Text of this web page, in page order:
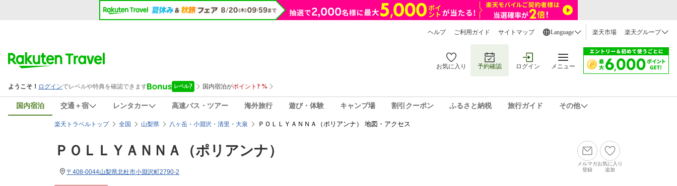
ヘルプ ご利用ガイド サイトマップ Language 楽天市場 楽天グループ
お気に入り 予約確認 ログイン メニュー
国内宿泊 交通＋宿 レンタカー 高速バス・ツアー 海外旅行 遊び・体験 キャンプ場 割引クーポン ふるさと納税 旅行ガイド その他
楽天トラベルトップ 全国 山梨県 八ヶ岳・小淵沢・清里・大泉 ＰＯＬＬＹＡＮＮＡ（ポリアンナ） 地図・アクセス
ＰＯＬＬＹＡＮＮＡ（ポリアンナ）
〒408-0044山梨県北杜市小淵沢町2790-2
メルマガ
登録
お気に入り
追加